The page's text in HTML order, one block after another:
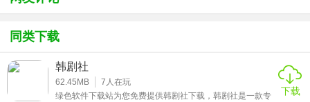
同类下载
韩剧社
62.45MB 7 人在玩
绿色软件下载站为您免费提供韩剧社下载，韩剧社是一款专
下载